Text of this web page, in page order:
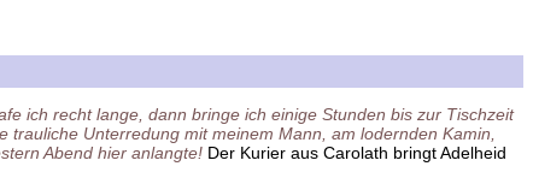
ich recht lange, dann bringe ich einige Stunden bis zur Tischzeit
Unterredung mit meinem Mann, am lodernden Kamin,
Abend hier anlangte! Der Kurier aus Carolath bringt Adelheid